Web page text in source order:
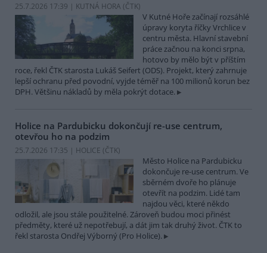
25.7.2026 17:39 | KUTNÁ HORA (ČTK)
V Kutné Hoře začínají rozsáhlé
úpravy koryta říčky Vrchlice v
centru města. Hlavní stavební
práce začnou na konci srpna,
hotovo by mělo být v příštím
roce, řekl ČTK starosta Lukáš Seifert (ODS). Projekt, který zahrnuje
lepší ochranu před povodní, vyjde téměř na 100 milionů korun bez
DPH. Většinu nákladů by měla pokrýt dotace.
Holice na Pardubicku dokončují re-use centrum,
otevřou ho na podzim
25.7.2026 17:35 | HOLICE (ČTK)
Město Holice na Pardubicku
dokončuje re-use centrum. Ve
sběrném dvoře ho plánuje
otevřít na podzim. Lidé tam
najdou věci, které někdo
odložil, ale jsou stále použitelné. Zároveň budou moci přinést
předměty, které už nepotřebují, a dát jim tak druhý život. ČTK to
řekl starosta Ondřej Výborný (Pro Holice).